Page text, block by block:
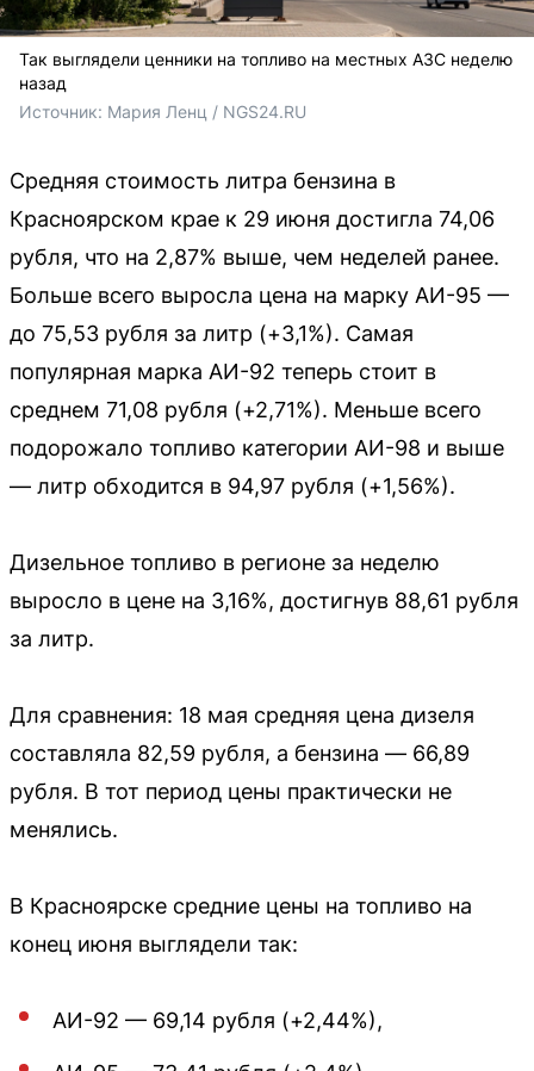
Так выглядели ценники на топливо на местных АЗС неделю
назад
Источник: Мария Ленц / NGS24.RU
Средняя стоимость литра бензина в
Красноярском крае к 29 июня достигла 74,06
рубля, что на 2,87% выше, чем неделей ранее.
Больше всего выросла цена на марку АИ-95 —
до 75,53 рубля за литр (+3,1%). Самая
популярная марка АИ-92 теперь стоит в
среднем 71,08 рубля (+2,71%). Меньше всего
подорожало топливо категории АИ-98 и выше
— литр обходится в 94,97 рубля (+1,56%).
Дизельное топливо в регионе за неделю
выросло в цене на 3,16%, достигнув 88,61 рубля
за литр.
Для сравнения: 18 мая средняя цена дизеля
составляла 82,59 рубля, а бензина — 66,89
рубля. В тот период цены практически не
менялись.
В Красноярске средние цены на топливо на
конец июня выглядели так:
АИ-92 — 69,14 рубля (+2,44%),